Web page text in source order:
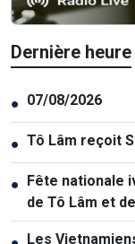
Dernière heure
● 07/08/2026
● Tô Lâm reçoit
● Fête nationale
de Tô Lâm et
Les